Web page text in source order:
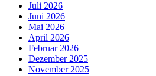
Juli 2026
Juni 2026
Mai 2026
April 2026
Februar 2026
Dezember 2025
November 2025